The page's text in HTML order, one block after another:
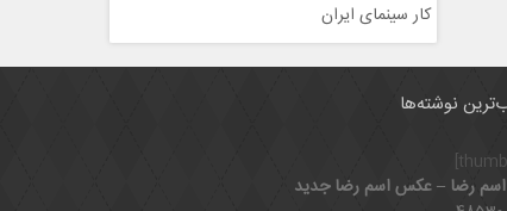
کار سینمای ایران
نوشته‌ها
رضا – عکس اسم رضا جدید